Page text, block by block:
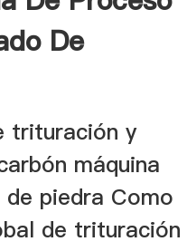
De
trituración y
máquina
piedra Como
de trituración